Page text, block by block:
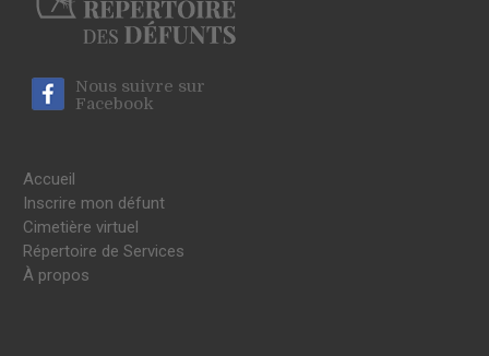
Nous suivre sur
Facebook
Accueil
Inscrire mon défunt
Cimetière virtuel
Répertoire de Services
À propos